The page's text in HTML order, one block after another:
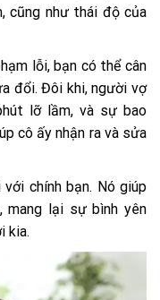
cũng như thái độ của
lỗi, bạn có thể cân
đổi. Đôi khi, người vợ
lỡ lầm, và sự bao
cô ấy nhận ra và sửa
chính bạn. Nó giúp
mang lại sự bình yên
kia.